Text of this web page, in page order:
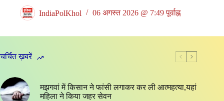
IndiaPolKhol 06 अगस्त 2026 @ 7:49 पूर्वाह्न
चर्चित ख़बरें
मझगवां में किसान ने फांसी लगाकर कर ली आत्महत्या,यहां
महिला ने किया जहर सेवन